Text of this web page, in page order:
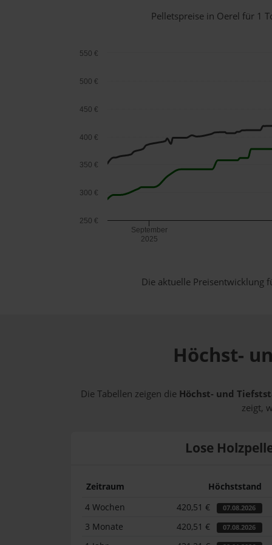
Pelletspreise in Oerel für 1
September
2025
250 €
300 €
350 €
400 €
450 €
500 €
550 €
Die aktuelle Preisentwicklung
Höchst-
Die Tabellen zeigen die Höchst- und
zeigt,
Lose
Zeitraum Höchststand
4 Wochen
420,51 € 07.08.2026
3 Monate 420,51 € 07.08.2026